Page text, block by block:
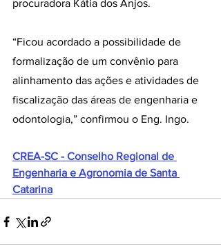
procuradora Kátia dos Anjos.
“Ficou acordado a possibilidade de
formalização de um convênio para
alinhamento das ações e atividades de
fiscalização das áreas de engenharia e
odontologia,” confirmou o Eng. Ingo.
CREA-SC - Conselho Regional de
Engenharia e Agronomia de Santa
Catarina